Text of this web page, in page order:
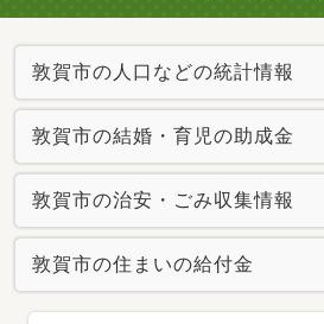
敦賀市の人口などの統計情報
敦賀市の結婚・育児の助成金
敦賀市の治安・ごみ収集情報
敦賀市の住まいの給付金